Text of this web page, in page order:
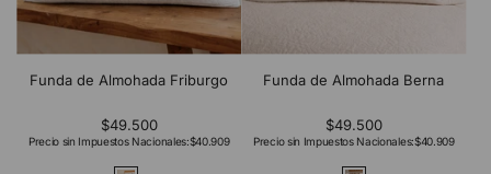
Funda de Almohada Friburgo
$49.500
Precio sin Impuestos Nacionales:$40.909
Funda de Almohada Berna
$49.500
Precio sin Impuestos Nacionales:$40.909